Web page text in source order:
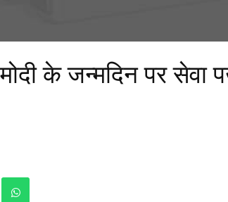
के जन्मदिन पर सेवा